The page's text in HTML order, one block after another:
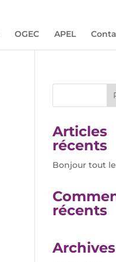
OGEC APEL
Articles
récents
Bonjour tout
récents
Archives